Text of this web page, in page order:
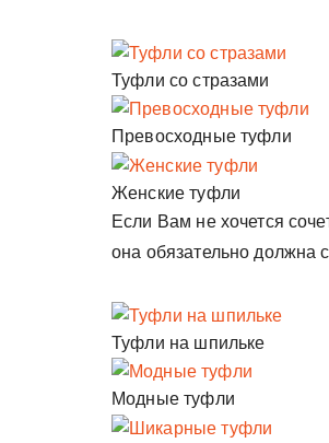
Туфли со стразами
Превосходные туфли
Женские туфли
Если Вам не хочется
она обязательно должна
Туфли на шпильке
Модные туфли